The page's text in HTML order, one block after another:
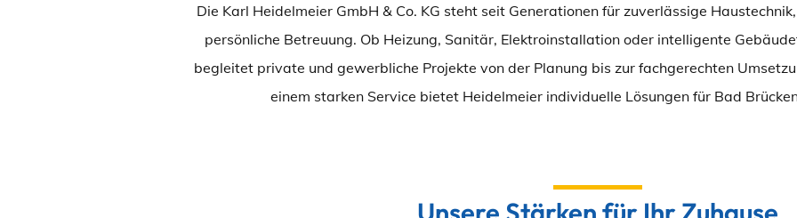
Die Karl Heidelmeier GmbH & Co. KG steht seit Generationen für zuverlässige
persönliche Betreuung. Ob Heizung, Sanitär, Elektroinstallation oder intelligente
begleitet private und gewerbliche Projekte von der Planung bis zur fachgerechten
einem starken Service bietet Heidelmeier individuelle Lösungen für Bad